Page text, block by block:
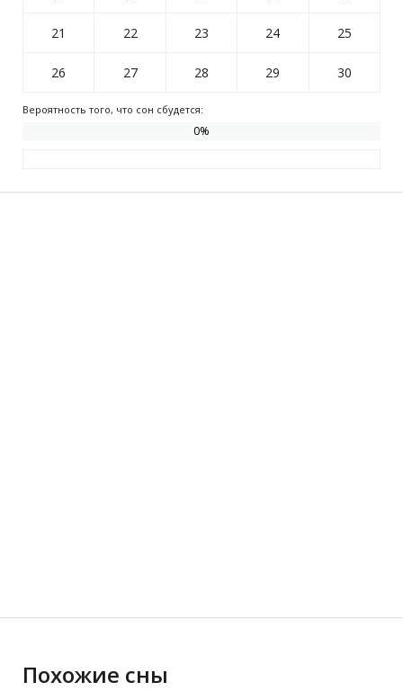
21 22 23 24 25
26 27 28 29 30
Вероятность того, что сон сбудется:
0%
Похожие сны